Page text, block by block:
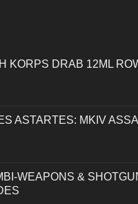
KORPS DRAB 12ML
ASTARTES: MKIV
WEAPONS &